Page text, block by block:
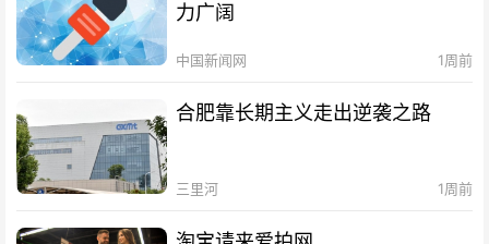
力广阔
中国新闻网 1周前
合肥靠长期主义走出逆袭之路
三里河 1周前